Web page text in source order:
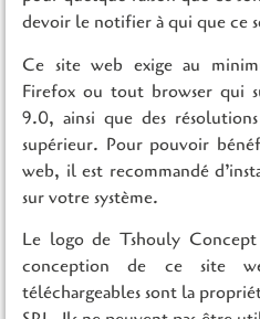
devoir le notifier à qui que ce
Ce site web exige au
Firefox ou tout browser qui
9.0, ainsi que des
supérieur. Pour pouvoir
web, il est recommandé
sur votre système.
Le logo de Tshouly
conception de ce site
téléchargeables sont la